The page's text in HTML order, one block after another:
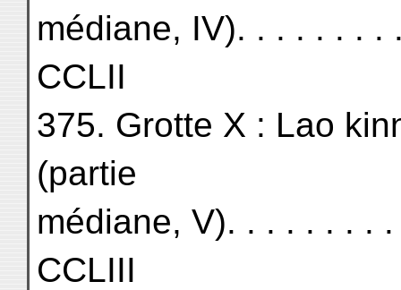
médiane, IV). . . . . . .
CCLII
375. Grotte X : Lao
(partie
médiane, V). . . . . . . .
CCLIII